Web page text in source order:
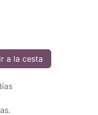
a la cesta